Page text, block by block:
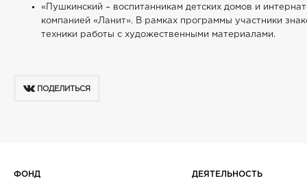
«Пушкинский – воспитанникам детских домов и
компанией «Ланит». В рамках программы участники
техники работы с художественными материалами.
ПОДЕЛИТЬСЯ
ФОНД ДЕЯТЕЛЬНОСТЬ